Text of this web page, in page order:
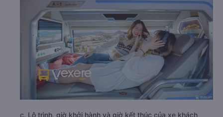
c. Lộ trình, giờ khởi hành và giờ kết thúc của xe khách